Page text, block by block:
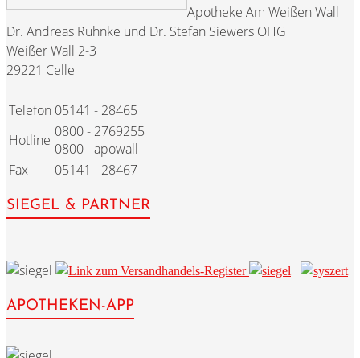
Apotheke Am Weißen Wall
Dr. Andreas Ruhnke und Dr. Stefan Siewers OHG
Weißer Wall 2-3
29221 Celle
Telefon 05141 - 28465
Hotline 0800 - 2769255
0800 - apowall
Fax
05141 - 28467
SIEGEL & PARTNER
APOTHEKEN-APP